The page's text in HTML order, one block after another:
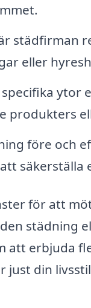
städfirman
eller
ytor
produkters
före och
för att
städning
att erbjuda
just din